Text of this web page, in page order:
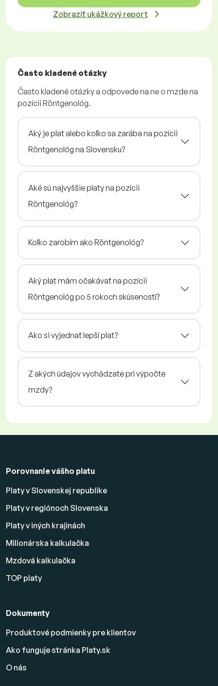
Zobraziť ukážkový report
Často kladené otázky
Často kladené otázky a odpovede na ne o mzde na
pozícii Röntgenológ.
Aký je plat alebo koľko sa zarába na pozícii
Röntgenológ na Slovensku?
Aké sú najvyššie platy na pozícii
Röntgenológ?
Koľko zarobím ako Röntgenológ?
Aký plat mám očakávať na pozícii
Röntgenológ po 5 rokoch skúseností?
Ako si vyjednať lepší plat?
Z akých údajov vychádzate pri výpočte
mzdy?
Porovnanie vášho platu
Platy v Slovenskej republike
Platy v regiónoch Slovenska
Platy v iných krajinách
Milionárska kalkulačka
Mzdová kalkulačka
TOP platy
Dokumenty
Produktové podmienky pre klientov
Ako funguje stránka Platy.sk
O nás